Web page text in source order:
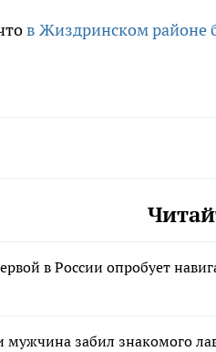
в Жиздринском районе
в России опробует
мужчина забил знакомого